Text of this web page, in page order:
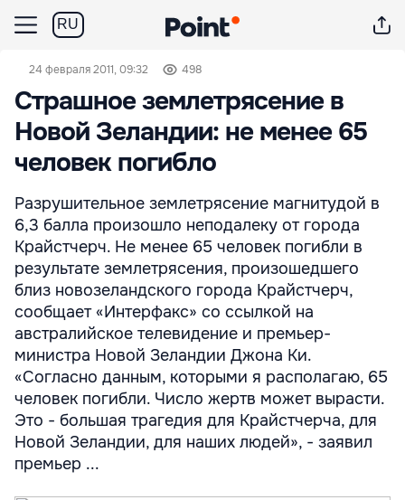
RU
24 февраля 2011, 09:32 498
Страшное землетрясение в
Новой Зеландии: не менее 65
человек погибло
Разрушительное землетрясение магнитудой в
6,3 балла произошло неподалеку от города
Крайстчерч. Не менее 65 человек погибли в
результате землетрясения, произошедшего
близ новозеландского города Крайстчерч,
сообщает «Интерфакс» со ссылкой на
австралийское телевидение и премьер-
министра Новой Зеландии Джона Ки.
«Согласно данным, которыми я располагаю, 65
человек погибли. Число жертв может вырасти.
Это - большая трагедия для Крайстчерча, для
Новой Зеландии, для наших людей», - заявил
премьер ...